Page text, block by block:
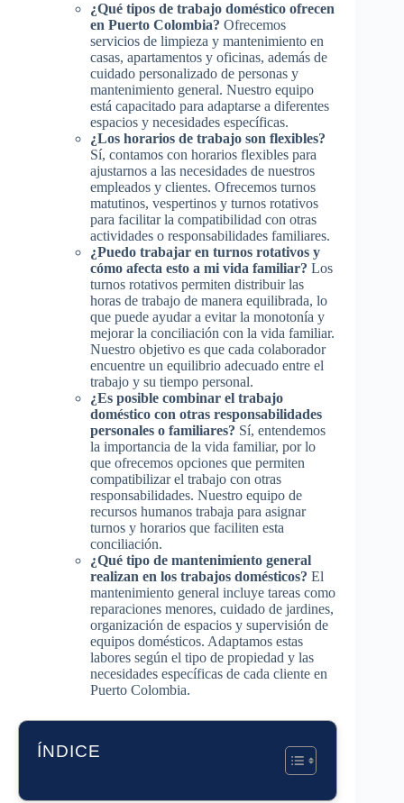
¿Qué tipos de trabajo doméstico ofrecen
en Puerto Colombia? Ofrecemos
servicios de limpieza y mantenimiento en
casas, apartamentos y oficinas, además de
cuidado personalizado de personas y
mantenimiento general. Nuestro equipo
está capacitado para adaptarse a diferentes
espacios y necesidades específicas.
¿Los horarios de trabajo son flexibles?
Sí, contamos con horarios flexibles para
ajustarnos a las necesidades de nuestros
empleados y clientes. Ofrecemos turnos
matutinos, vespertinos y turnos rotativos
para facilitar la compatibilidad con otras
actividades o responsabilidades familiares.
¿Puedo trabajar en turnos rotativos y
cómo afecta esto a mi vida familiar? Los
turnos rotativos permiten distribuir las
horas de trabajo de manera equilibrada, lo
que puede ayudar a evitar la monotonía y
mejorar la conciliación con la vida familiar.
Nuestro objetivo es que cada colaborador
encuentre un equilibrio adecuado entre el
trabajo y su tiempo personal.
¿Es posible combinar el trabajo
doméstico con otras responsabilidades
personales o familiares? Sí, entendemos
la importancia de la vida familiar, por lo
que ofrecemos opciones que permiten
compatibilizar el trabajo con otras
responsabilidades. Nuestro equipo de
recursos humanos trabaja para asignar
turnos y horarios que faciliten esta
conciliación.
¿Qué tipo de mantenimiento general
realizan en los trabajos domésticos? El
mantenimiento general incluye tareas como
reparaciones menores, cuidado de jardines,
organización de espacios y supervisión de
equipos domésticos. Adaptamos estas
labores según el tipo de propiedad y las
necesidades específicas de cada cliente en
Puerto Colombia.
ÍNDICE